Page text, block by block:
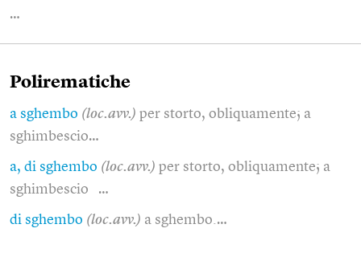
…
Polirematiche
a sghembo (loc.avv.) per storto, obliquamente; a
sghimbescio…
a, di sghembo (loc.avv.) per storto, obliquamente; a
sghimbescio …
di sghembo (loc.avv.) a sghembo.…